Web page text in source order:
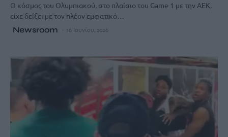
Ο κόσμος του Ολυμπιακού, στο πλαίσιο του Game 1 με την ΑΕΚ,
είχε δείξει με τον πλέον εμφατικό…
Newsroom 16 Ιουνίου, 2026